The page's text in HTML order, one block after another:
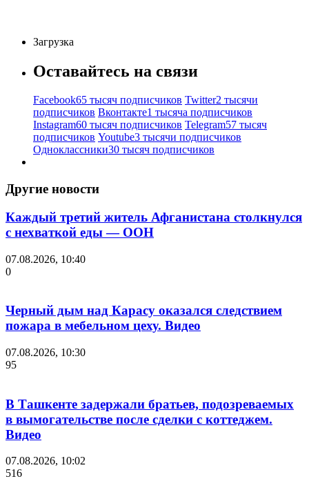
Загрузка
Оставайтесь на связи
Facebook65 тысяч подписчиков Twitter2 тысячи
подписчиков Вконтакте1 тысяча подписчиков
Instagram60 тысяч подписчиков Telegram57 тысяч
подписчиков Youtube3 тысячи подписчиков
Одноклассники30 тысяч подписчиков
Другие новости
Каждый третий житель Афганистана столкнулся
с нехваткой еды — ООН
07.08.2026, 10:40
0
Черный дым над Карасу оказался следствием
пожара в мебельном цеху. Видео
07.08.2026, 10:30
95
В Ташкенте задержали братьев, подозреваемых
в вымогательстве после сделки с коттеджем.
Видео
07.08.2026, 10:02
516